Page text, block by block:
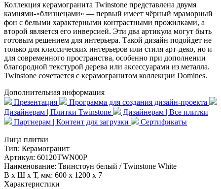
Коллекция керамогранита Twinstone представлена двумя
камнями-«близнецами» — первый имеет чёрный мраморный
фон с белыми характерными контрастными прожилками, а
второй является его инверсией. Эти два артикула могут быть
готовым решением для интерьера. Такой дизайн подойдет не
только для классических интерьеров или стиля арт-деко, но и
для современного пространства, особенно при дополнении
благородной текстурой дерева или аксессуарами из металла.
Twinstone сочетается с керамогранитом коллекции Domines.
Дополнительная информация
Презентация
Программа для создания дизайн-проекта
Дизайнерам | Плитки Twinstone
Дизайнерам | Все плитки
Партнерам | Контент для загрузки
Сертификаты
Лица плитки
Тип: Керамогранит
Артикул: 60120TWN00P
Наименование: Твинстоун белый / Twinstone White
В x Ш x Т, мм: 600 x 1200 x 7
Характеристики